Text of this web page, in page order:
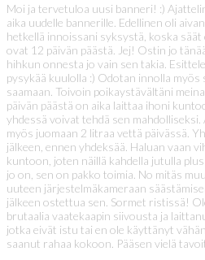
Moi ja tervetuloa uusi banneri! :)
aika uudelle bannerille. Edellinen oli
hetkellä innoissani syksystä, koska
ovat 12 päivän päästä. Jej! Ostin jo
hihkun onnesta jo vain sen takia.
pysykää kuulolla :) Odotan innolla
saamaan. Toivoin poikaystävältäni
päivän päästä on aika laittaa ihoni
yhdessä voivat tehdä sen
myös juomaan 2 litraa vettä päivässä.
jälkeen, ennen yhdeksää. Haluan vaan
kuntoon, joten näillä kahdella jutulla
jo on, sen on pakko toimia. No mitäs
uuteen järjestelmäkameraan
jälkeen ostettua sen. Sormet ristissä!
brutaalia vaatekaapin siivousta ja
jotka eivät istu tai en ole käyttänyt
saanut rahaa kokoon. Pääsen vielä